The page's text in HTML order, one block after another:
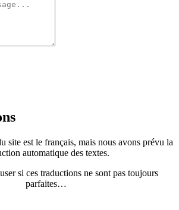
site est le français, mais nous avons prévu la
automatique des textes.
si ces traductions ne sont pas toujours
parfaites…